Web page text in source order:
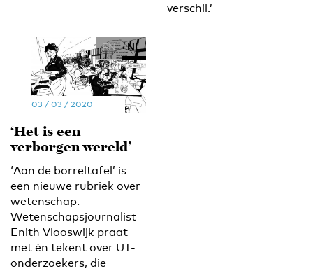
verschil.’
EN NL
03 / 03 / 2020
‘Het is een
verborgen wereld’
‘Aan de borreltafel’ is
een nieuwe rubriek over
wetenschap.
Wetenschapsjournalist
Enith Vlooswijk praat
met én tekent over UT-
onderzoekers, die